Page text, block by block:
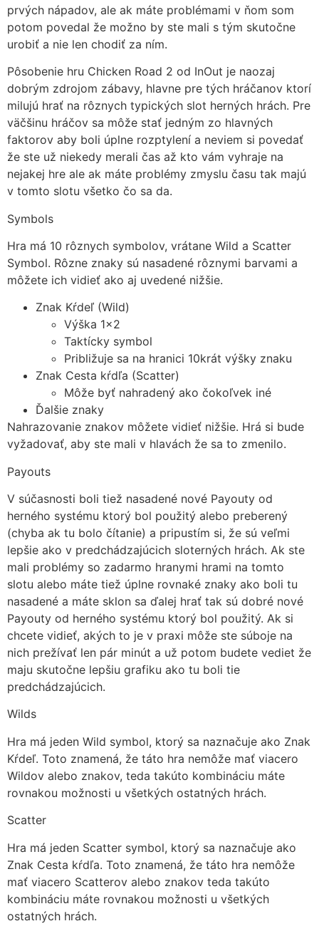
prvých nápadov, ale ak máte problémami v ňom som
potom povedal že možno by ste mali s tým skutočne
urobiť a nie len chodiť za ním.
Pôsobenie hru Chicken Road 2 od InOut je naozaj
dobrým zdrojom zábavy, hlavne pre tých hráčanov ktorí
milujú hrať na rôznych typických slot herných hrách. Pre
väčšinu hráčov sa môže stať jedným zo hlavných
faktorov aby boli úplne rozptylení a neviem si povedať
že ste už niekedy merali čas až kto vám vyhraje na
nejakej hre ale ak máte problémy zmyslu času tak majú
v tomto slotu všetko čo sa da.
Symbols
Hra má 10 rôznych symbolov, vrátane Wild a Scatter
Symbol. Rôzne znaky sú nasadené rôznymi barvami a
môžete ich vidieť ako aj uvedené nižšie.
Znak Kŕdeľ (Wild)
Výška 1×2
Taktícky symbol
Približuje sa na hranici 10krát výšky znaku
Znak Cesta kŕdľa (Scatter)
Môže byť nahradený ako čokoľvek iné
Ďalšie znaky
Nahrazovanie znakov môžete vidieť nižšie. Hrá si bude
vyžadovať, aby ste mali v hlavách že sa to zmenilo.
Payouts
V súčasnosti boli tiež nasadené nové Payouty od
herného systému ktorý bol použitý alebo preberený
(chyba ak tu bolo čítanie) a pripustím si, že sú veľmi
lepšie ako v predchádzajúcich sloterných hrách. Ak ste
mali problémy so zadarmo hranymi hrami na tomto
slotu alebo máte tiež úplne rovnaké znaky ako boli tu
nasadené a máte sklon sa ďalej hrať tak sú dobré nové
Payouty od herného systému ktorý bol použitý. Ak si
chcete vidieť, akých to je v praxi môže ste súboje na
nich prežívať len pár minút a už potom budete vediet že
maju skutočne lepšiu grafiku ako tu boli tie
predchádzajúcich.
Wilds
Hra má jeden Wild symbol, ktorý sa naznačuje ako Znak
Kŕdeľ. Toto znamená, že táto hra nemôže mať viacero
Wildov alebo znakov, teda takúto kombináciu máte
rovnakou možnosti u všetkých ostatných hrách.
Scatter
Hra má jeden Scatter symbol, ktorý sa naznačuje ako
Znak Cesta kŕdľa. Toto znamená, že táto hra nemôže
mať viacero Scatterov alebo znakov teda takúto
kombináciu máte rovnakou možnosti u všetkých
ostatných hrách.